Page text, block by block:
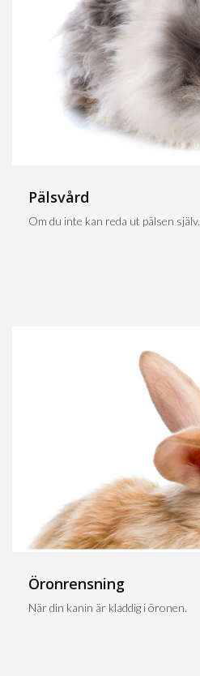
Pälsvård
Om du inte kan reda ut pälsen själv.
Öronrensning
När din kanin är kladdig i öronen.